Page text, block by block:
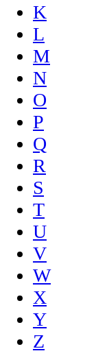
K
L
M
N
O
P
Q
R
S
T
U
V
W
X
Y
Z